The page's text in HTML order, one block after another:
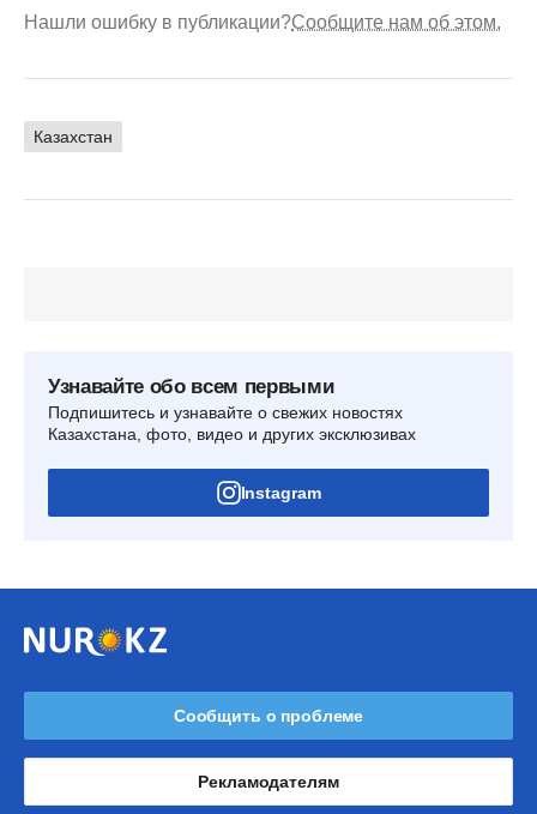
Нашли ошибку в публикации?Сообщите нам об этом.
Казахстан
Узнавайте обо всем первыми
Подпишитесь и узнавайте о свежих новостях
Казахстана, фото, видео и других эксклюзивах
Instagram
Сообщить о проблеме
Рекламодателям